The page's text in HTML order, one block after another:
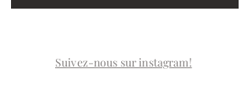
Suivez-nous sur instagram!